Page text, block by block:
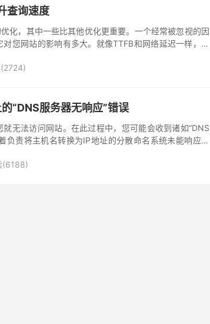
查询速度
化，其中一些比其他优化更重要。一个经常被忽视的因
您网站的影响有多大。就像TTFB和网络延迟一样，在
“DNS服务器无响应”错误
无法访问网站。在此过程中，您可能会收到诸如“DNS
负责将主机名转换为IP地址的分散命名系统未能响应。
(6188)